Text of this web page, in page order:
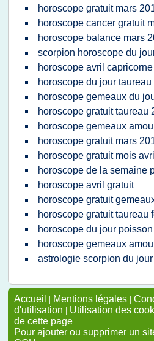
horoscope gratuit mars
horoscope cancer gratuit
horoscope balance mars
scorpion horoscope du
horoscope avril
horoscope du jour taureau
horoscope gemeaux du
horoscope gratuit taureau
horoscope gemeaux
horoscope gratuit mars
horoscope gratuit mois avril
horoscope de la semaine
horoscope avril gratuit
horoscope gratuit
horoscope gratuit taureau
horoscope du jour
horoscope gemeaux
astrologie scorpion du jour
Accueil | Mentions légales |
d'utilisation | Utilisation des
de cette page
Pour ajouter ou supprimer un